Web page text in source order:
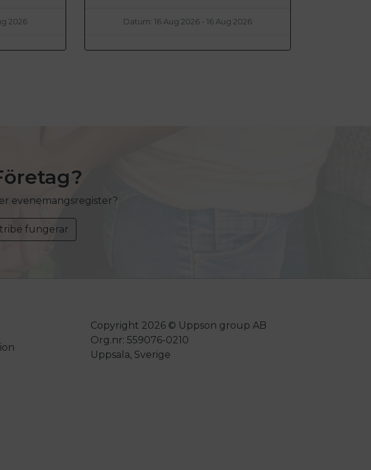
2026 Datum: 16 Aug 2026 - 16 Aug 2026
evenemangsregister?
fungerar
Copyright 2026 © Uppson group AB
Org.nr: 559076-0210
Uppsala, Sverige